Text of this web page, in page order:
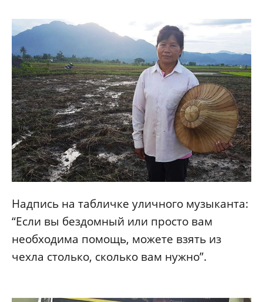
Надпись на табличке уличного музыканта:
“Если вы бездомный или просто вам
необходима помощь, можете взять из
чехла столько, сколько вам нужно”.